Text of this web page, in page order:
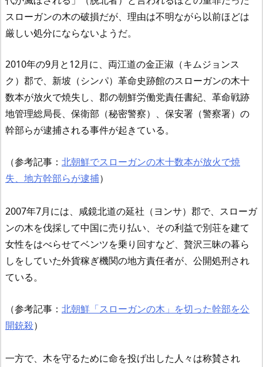
スローガンの木の破損だが、理由は不明ながら以前ほどは
厳しい処分にならないようだ。
2010年の9月と12月に、両江道の金正淑（キムジョンス
ク）郡で、新坡（シンパ）革命史跡館のスローガンの木十
数本が放火で焼失し、郡の朝鮮労働党責任書紀、革命戦跡
地管理総局長、保衛部（秘密警察）、保安署（警察署）の
幹部らが逮捕される事件が起きている。
（参考記事： 北朝鮮でスローガンの木十数本が放火で焼
失、地方幹部らが逮捕）
2007年7月には、咸鏡北道の延社（ヨンサ）郡で、スローガ
ンの木を伐採して中国に売り払い、その利益で別荘を建て
女性をはべらせてベンツを乗り回すなど、贅沢三昧の暮ら
しをしていた外貨稼ぎ機関の地方責任者が、公開処刑され
ている。
（参考記事： 北朝鮮「スローガンの木」を切った幹部を公
開銃殺）
一方で、木を守るために命を投げ出した人々は称賛され